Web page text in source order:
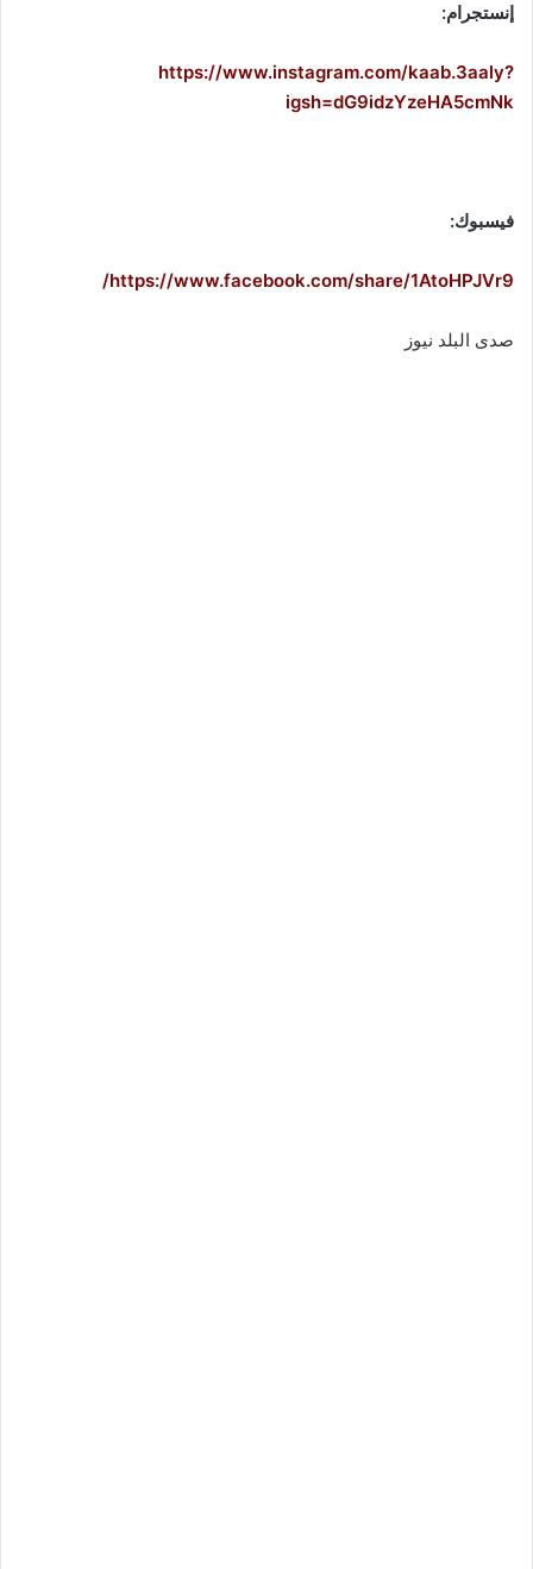
إنستجرام:
https://www.instagram.com/kaab.3aaly?
igsh=dG9idzYzeHA5cmNk
فيسبوك:
https://www.facebook.com/share/1AtoHPJVr9/
صدى البلد نيوز